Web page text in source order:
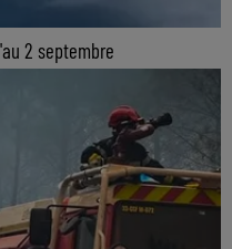
2 septembre